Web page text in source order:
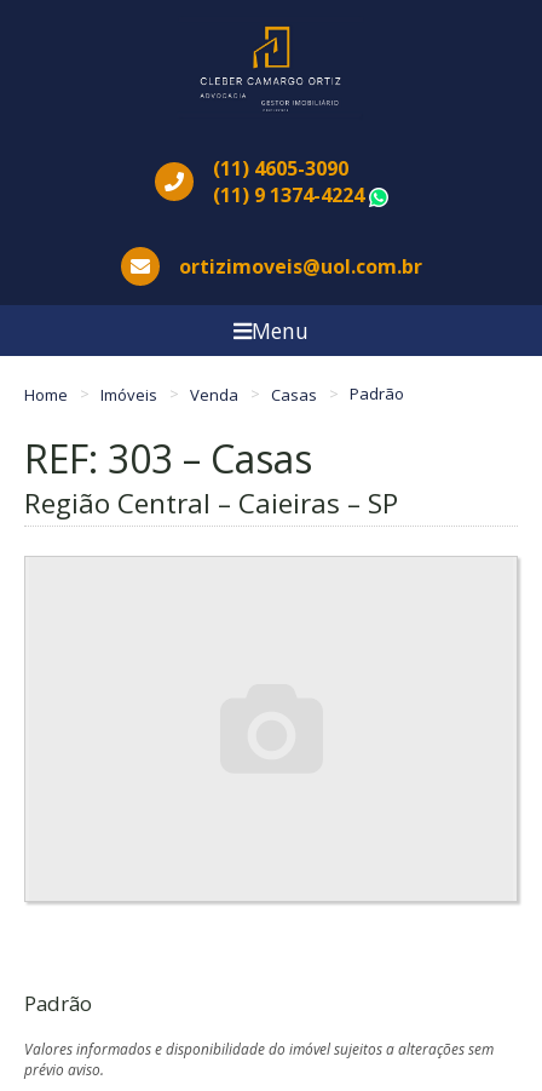
(11) 4605-3090
(11) 9 1374-4224
ortizimoveis@uol.com.br
Menu
Home Imóveis Venda Casas Padrão
REF: 303 – Casas
Região Central – Caieiras – SP
Padrão
Valores informados e disponibilidade do imóvel sujeitos a alterações sem
prévio aviso.